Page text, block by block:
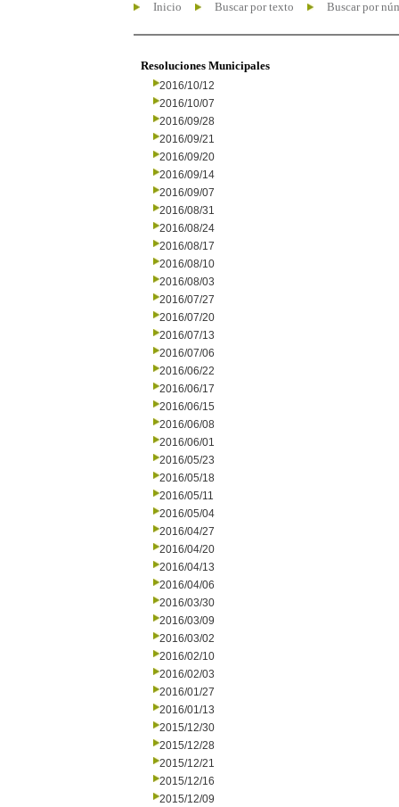
Inicio Buscar por texto Buscar por
Resoluciones Municipales
2016/10/12
2016/10/07
2016/09/28
2016/09/21
2016/09/20
2016/09/14
2016/09/07
2016/08/31
2016/08/24
2016/08/17
2016/08/10
2016/08/03
2016/07/27
2016/07/20
2016/07/13
2016/07/06
2016/06/22
2016/06/17
2016/06/15
2016/06/08
2016/06/01
2016/05/23
2016/05/18
2016/05/11
2016/05/04
2016/04/27
2016/04/20
2016/04/13
2016/04/06
2016/03/30
2016/03/09
2016/03/02
2016/02/10
2016/02/03
2016/01/27
2016/01/13
2015/12/30
2015/12/28
2015/12/21
2015/12/16
2015/12/09